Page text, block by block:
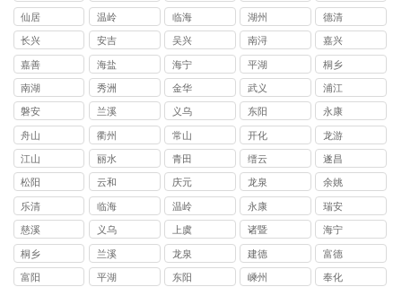
仙居 温岭 临海 湖州 德清
长兴 安吉 吴兴 南浔 嘉兴
嘉善 海盐 海宁 平湖 桐乡
南湖 秀洲 金华 武义 浦江
磐安 兰溪 义乌 东阳 永康
舟山 衢州 常山 开化 龙游
江山 丽水 青田 缙云 遂昌
松阳 云和 庆元 龙泉 余姚
乐清 临海 温岭 永康 瑞安
慈溪 义乌 上虞 诸暨 海宁
桐乡 兰溪 龙泉 建德 富德
富阳 平湖 东阳 嵊州 奉化